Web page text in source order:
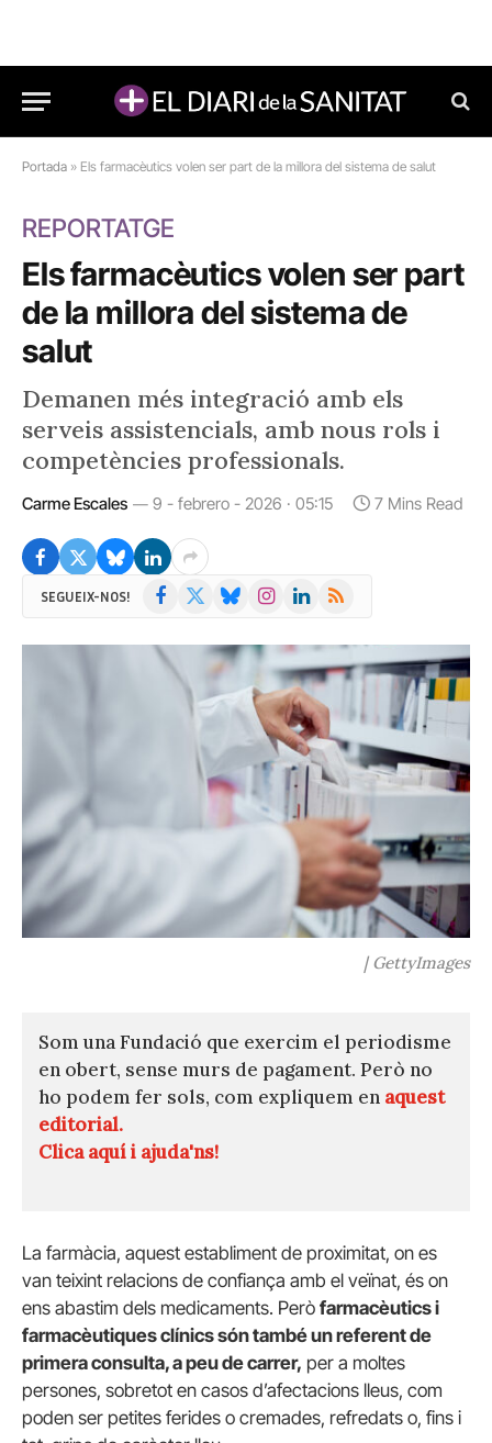
Portada » Els farmacèutics volen ser part de la millora del sistema de salut
REPORTATGE
Els farmacèutics volen ser part
de la millora del sistema de
salut
Demanen més integració amb els
serveis assistencials, amb nous rols i
competències professionals.
Carme Escales 9 - febrero - 2026 · 05:15 7 Mins Read
SEGUEIX-NOS! Facebook BlueskyInstagramLinkedIn
RSS
| GettyImages
Som una Fundació que exercim el periodisme
en obert, sense murs de pagament. Però no
ho podem fer sols, com expliquem en aquest
editorial.
Clica aquí i ajuda'ns!
La farmàcia, aquest establiment de proximitat, on es
van teixint relacions de confiança amb el veïnat, és on
ens abastim dels medicaments. Però farmacèutics i
farmacèutiques clínics són també un referent de
primera consulta, a peu de carrer, per a moltes
persones, sobretot en casos d’afectacions lleus, com
poden ser petites ferides o cremades, refredats o, fins i